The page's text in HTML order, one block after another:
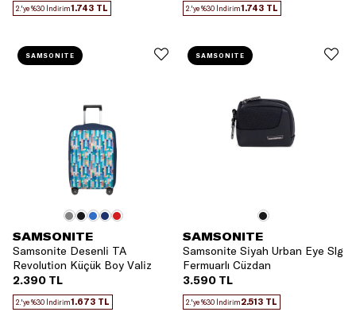
2.'ye %30 İndirim1.743 TL 2.'ye %30 İndirim1.743 TL
SAMSONITE
Samsonite Desenli TA
Revolution Küçük Boy Valiz
Kılıfı
2.390 TL
2.'ye %30 İndirim1.673 TL
SAMSONITE
SAMSONITE
Samsonite Siyah Urban Eye Slg
Fermuarlı Cüzdan
3.590 TL
2.'ye %30 İndirim2.513 TL
SAMSONITE